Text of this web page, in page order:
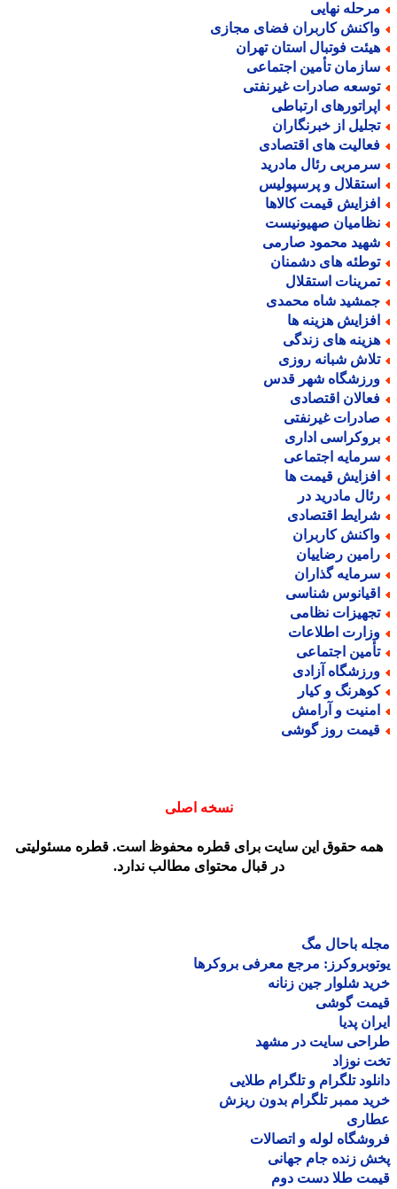
نهایی
کاربران فضای مجازی
فوتبال استان تهران
تأمین اجتماعی
صادرات غیرنفتی
ارتباطی
از خبرنگاران
های اقتصادی
رئال مادرید
و پرسپولیس
قیمت کالاها
صهیونیست
محمود صارمی
های دشمنان
استقلال
شاه محمدی
هزینه ها
های زندگی
شبانه روزی
شهر قدس
اقتصادی
غیرنفتی
اداری
اجتماعی
قیمت ها
مادرید در
اقتصادی
کاربران
رضاییان
گذاران
شناسی
نظامی
اطلاعات
اجتماعی
آزادی
و کیار
و آرامش
روز گوشی
نسخه اصلی
حقوق این سایت برای قطره محفوظ است. قطره مسئولیتی
در قبال محتوای مطالب ندارد.
باحال مگ
مرجع معرفی بروکرها
شلوار جین زنانه
گوشی
پدیا
سایت در مشهد
نوزاد
تلگرام و تلگرام طلایی
ممبر تلگرام بدون ریزش
لوله و اتصالات
زنده جام جهانی
طلا دست دوم